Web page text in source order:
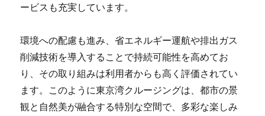
ービスも充実しています。
環境への配慮も進み、省エネルギー運航や排出ガス
削減技術を導入することで持続可能性を高めてお
り、その取り組みは利用者からも高く評価されてい
ます。このように東京湾クルージングは、都市の景
観と自然美が融合する特別な空間で、多彩な楽しみ